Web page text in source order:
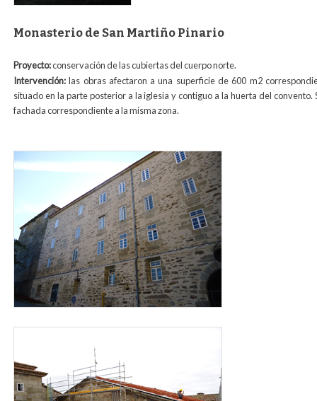
Monasterio de San Martiño Pinario
Proyecto:conservación de las cubiertas del cuerpo norte.
Intervención:las obras afectaron a una superficie de 600 m2
situado en la parte posterior a la iglesia y contiguo a la huerta del
fachada correspondiente a la misma zona.
rejuntado_angulo_norte_san_martin.jpg